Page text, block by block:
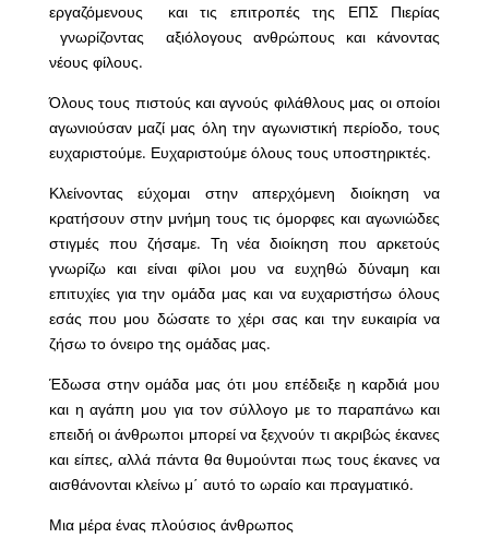
εργαζόμενους και τις επιτροπές της ΕΠΣ Πιερίας
γνωρίζοντας αξιόλογους ανθρώπους και κάνοντας
νέους φίλους.
Όλους τους πιστούς και αγνούς φιλάθλους μας οι οποίοι
αγωνιούσαν μαζί μας όλη την αγωνιστική περίοδο, τους
ευχαριστούμε. Ευχαριστούμε όλους τους υποστηρικτές.
Κλείνοντας εύχομαι στην απερχόμενη διοίκηση να
κρατήσουν στην μνήμη τους τις όμορφες και αγωνιώδες
στιγμές που ζήσαμε. Τη νέα διοίκηση που αρκετούς
γνωρίζω και είναι φίλοι μου να ευχηθώ δύναμη και
επιτυχίες για την ομάδα μας και να ευχαριστήσω όλους
εσάς που μου δώσατε το χέρι σας και την ευκαιρία να
ζήσω το όνειρο της ομάδας μας.
Έδωσα στην ομάδα μας ότι μου επέδειξε η καρδιά μου
και η αγάπη μου για τον σύλλογο με το παραπάνω και
επειδή οι άνθρωποι μπορεί να ξεχνούν τι ακριβώς έκανες
και είπες, αλλά πάντα θα θυμούνται πως τους έκανες να
αισθάνονται κλείνω μ΄ αυτό το ωραίο και πραγματικό.
Μια μέρα ένας πλούσιος άνθρωπος